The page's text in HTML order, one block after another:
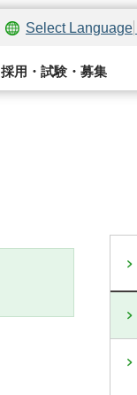
Select Language
採用・試験・募集